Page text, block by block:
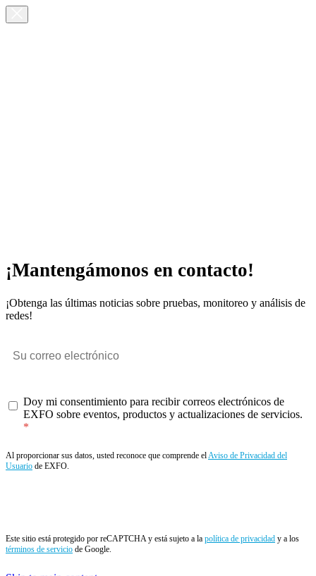
¡Mantengámonos en contacto!
¡Obtenga las últimas noticias sobre pruebas, monitoreo y análisis de
redes!
Doy mi consentimiento para recibir correos electrónicos de
EXFO sobre eventos, productos y actualizaciones de servicios.
Al proporcionar sus datos, usted reconoce que comprende elAviso de Privacidad del
Usuario de EXFO.
Este sitio está protegido por reCAPTCHA y está sujeto a la política de privacidad y a los
términos de servicio de Google.